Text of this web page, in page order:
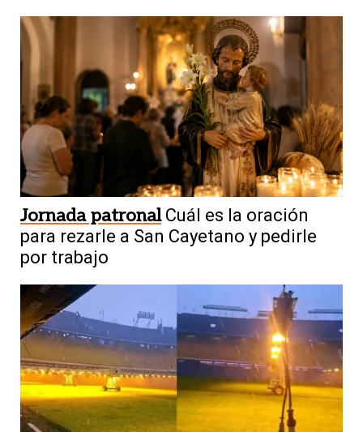
Jornada patronal Cuál es la oración
para rezarle a San Cayetano y pedirle
por trabajo